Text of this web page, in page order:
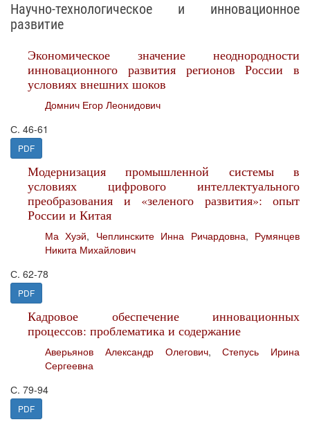
Научно-технологическое и инновационное
развитие
Экономическое значение неоднородности
инновационного развития регионов России в
условиях внешних шоков
Домнич Егор Леонидович
С. 46-61
PDF
Модернизация промышленной системы в
условиях цифрового интеллектуального
преобразования и «зеленого развития»: опыт
России и Китая
Ма Хуэй, Чеплинските Инна Ричардовна, Румянцев
Никита Михайлович
С. 62-78
PDF
Кадровое обеспечение инновационных
процессов: проблематика и содержание
Аверьянов Александр Олегович,Степусь Ирина
Сергеевна
С. 79-94
PDF